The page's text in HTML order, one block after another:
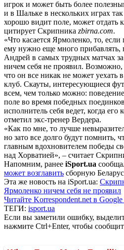
игрок и может быть более
и в Шальке в нескольких играх
хорошо видит поле, может отдать
цитирует Скрипника zbirna.com.
«Что касается Ярмоленко, то,
ему нужно еще много прибавлять,
Андрей в самых трудных матчах
ничем себя не проявил.
что он все никак не может уехать
клуб. Скауты, интересующиеся
всем, чем только можно:
поле во время победных
исполнитель себя ведет, когда
отметил экс-тренер Вердера.
«Как по мне, то лучше
но зато все долго будут помнить,
главным вдохновителем победы
над Хорватией», – считает
Напомним, ранее iSport.ua
может возглавить сборную
Эта же новость на iSport.ua:
Ярмоленко ничем себя не проявил
Читайте Korrespondent.net в
ТЕГИ: isport.ua
Если вы заметили ошибку,
нажмите Ctrl+Enter, чтобы